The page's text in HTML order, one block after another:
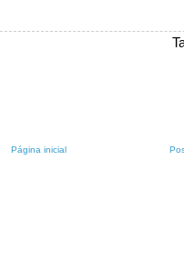
Página inicial